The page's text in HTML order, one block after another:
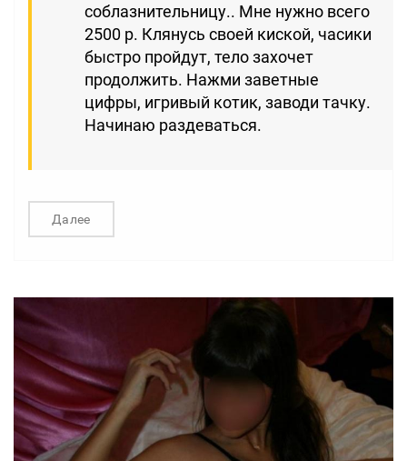
соблазнительницу.. Мне нужно всего
2500 р. Клянусь своей киской, часики
быстро пройдут, тело захочет
продолжить. Нажми заветные
цифры, игривый котик, заводи тачку.
Начинаю раздеваться.
Далее